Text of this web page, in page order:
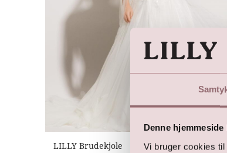
Denne
Vi bruger cookies
LILLY Brudekjole